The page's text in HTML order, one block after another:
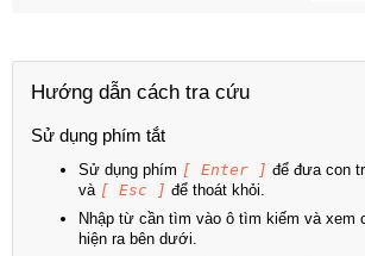
Hướng dẫn cách tra cứu
Sử dụng phím tắt
Sử dụng phím [ Enter ] để đưa con
và [ Esc ] để thoát khỏi.
Nhập từ cần tìm vào ô tìm kiếm và
hiện ra bên dưới.